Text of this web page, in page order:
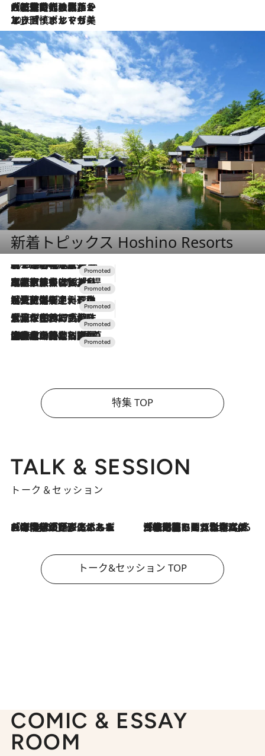
2026.7.21
大航海時代の栄華から、震災、独裁、そして革命へ。ポルトガル・首都リスボンの石畳に刻まれた「歴史の光と影」
2026.7.13
エッセイ・ヤマザキマリ「慎ましくも美しき国 ポルトガル」
新着トピックス Hoshino Resorts
2026.8.7
【トンボの足水浴】ヒノキの香りに包まれて涼感マックス！約13℃の湧水かけ流しを避暑地「星野温泉 トンボの湯」で体験
2026.7.31
【ホテル帰省】という選択肢をOMOが提案。家族とほどよい距離を保つには「昼は実家、夜は気兼ねなくホテルで！」
2026.7.24
【夏限定ディナーコース】旬を迎える稚鮎や花ズッキーニなどをイタリア・トスカーナの郷土料理の手法で満喫！
2026.7.17
「土佐和ハーブかき氷」がOMO7高知に登場！生姜、山椒、大葉など目にも舌にも涼を呼ぶ郷土の味
2026.7.10
NEW OPEN！【界 草津】名湯の地に誕生。趣の異なる2種の温泉と上州ならではの会席・蕎麦割烹など美食を味わう究極の癒やし旅
特集 TOP
TALK & SESSION
トーク＆セッション
2026.8.3
「今後値上げがあるとすれば…」「リスクがあるのは今年の冬」エネルギー専門家が語る、ホルムズ海峡封鎖が家庭にもたらす“ある心配” 2026.8.3
「住宅建てられない…」「サーチャージ料の高値が続いている」ホルムズ海峡封鎖による影響はいつまで続く？《エネルギー専門家に聞く“どうなる日本の暮らし”》
トーク&セッション TOP
COMIC & ESSAY
ROOM